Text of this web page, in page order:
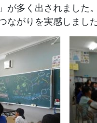
が多く出されました
ながりを実感しました